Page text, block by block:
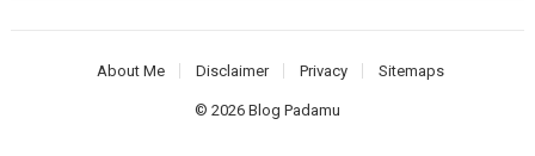
About Me Disclaimer Privacy Sitemaps
© 2026 Blog Padamu